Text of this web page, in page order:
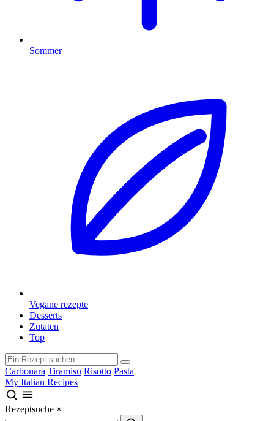
Sommer
Vegane rezepte
Desserts
Zutaten
Top
Carbonara Tiramisu Risotto Pasta
My Italian Recipes
Rezeptsuche ×